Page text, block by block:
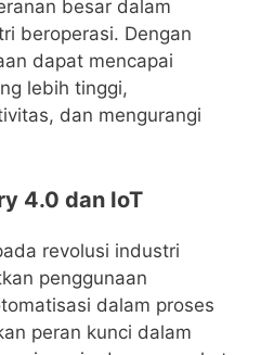
besar dalam
beroperasi. Dengan
dapat mencapai
lebih tinggi,
dan mengurangi
4.0 dan IoT
revolusi industri
penggunaan
dalam proses
peran kunci dalam